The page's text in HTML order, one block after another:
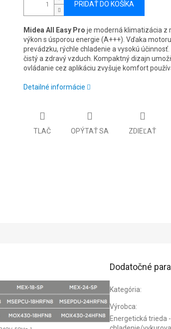
PRIDAŤ DO KOŠÍKA
Midea All Easy Pro je moderná klimatizácia z
výkon s úsporou energie (A+++). Vďaka
prevádzku, rýchle chladenie a vysokú
čistý a zdravý vzduch. Kompaktný dizajn
ovládanie cez aplikáciu zvyšuje komfort
Detailné informácie
TLAČ OPÝTAŤ SA ZDIEĽAŤ
Dodatočné
Kategória:
Výrobca:
Energetická trieda -